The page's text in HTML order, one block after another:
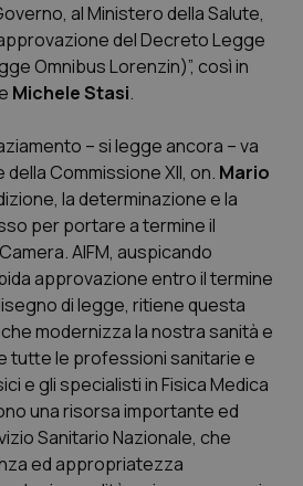
al Ministero della Salute,
del Decreto Legge
Omnibus Lorenzin)”, così in
Michele Stasi.
– si legge ancora – va
Commissione XII, on. Mario
la determinazione e la
per portare a termine il
AIFM, auspicando
approvazione entro il termine
di legge, ritiene questa
modernizza la nostra sanità e
tutte le professioni sanitarie e
e gli specialisti in Fisica Medica
una risorsa importante ed
Sanitario Nazionale, che
ed appropriatezza